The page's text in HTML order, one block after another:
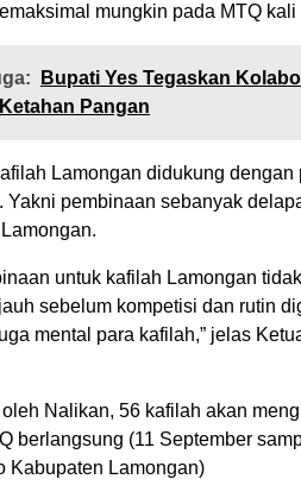
mungkin pada MTQ kali
Bupati Yes Tegaskan
Pangan
Lamongan didukung dengan
Yakni pembinaan sebanyak
untuk kafilah Lamongan
sebelum kompetisi dan rutin
mental para kafilah,” jelas
Nalikan, 56 kafilah akan
berlangsung (11 September
Kabupaten Lamongan)